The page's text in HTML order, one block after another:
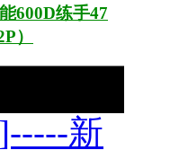
600D练手47
）